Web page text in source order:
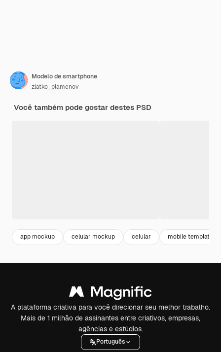
Modelo de smartphone
zlatko_plamenov
Você também pode gostar destes PSD
app mockup celular mockup celular mobile template
A plataforma criativa para você direcionar seu melhor trabalho.
Mais de 1 milhão de assinantes entre criativos, empresas,
agências e estúdios.
Português